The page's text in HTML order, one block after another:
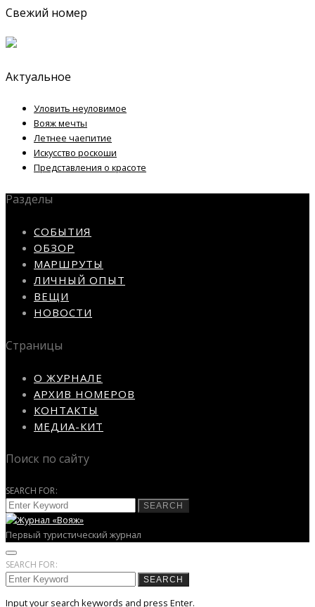
Свежий номер
Актуальное
Уловить неуловимое
Вояж мечты
Летнее чаепитие
Искусство роскоши
Представления о красоте
Разделы
СОБЫТИЯ
ОБЗОР
МАРШРУТЫ
ЛИЧНЫЙ ОПЫТ
ВЕЩИ
НОВОСТИ
Страницы
О ЖУРНАЛЕ
АРХИВ НОМЕРОВ
КОНТАКТЫ
МЕДИА-КИТ
Поиск по сайту
SEARCH FOR:
SEARCH
Первый туристический журнал
SEARCH FOR:
SEARCH
Input your search keywords and press Enter.